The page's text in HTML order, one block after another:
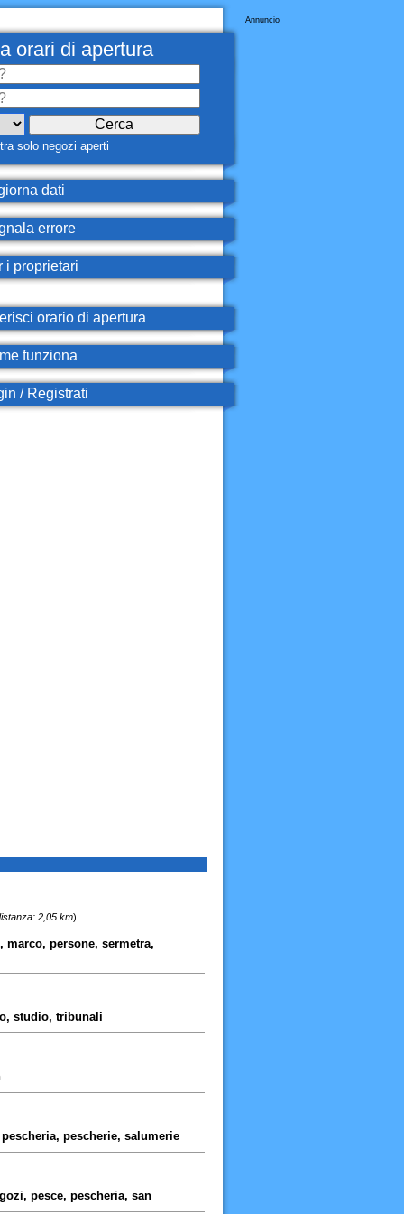
Annuncio
orari di apertura
solo negozi aperti
dati
errore
i proprietari
orario di apertura
funziona
/ Registrati
2,05 km)
marco, persone, sermetra,
studio, tribunali
pescherie, salumerie
pesce, pescheria, san